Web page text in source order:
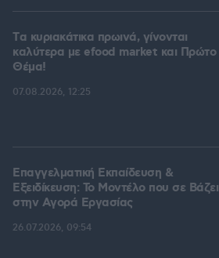
Tα κυριακάτικα πρωινά, γίνονται
καλύτερα με efood market και Πρώτο
Θέμα!
07.08.2026, 12:25
Επαγγελματική Εκπαίδευση &
Εξειδίκευση: Το Mοντέλο που σε Bάζει
στην Aγορά Eργασίας
26.07.2026, 09:54